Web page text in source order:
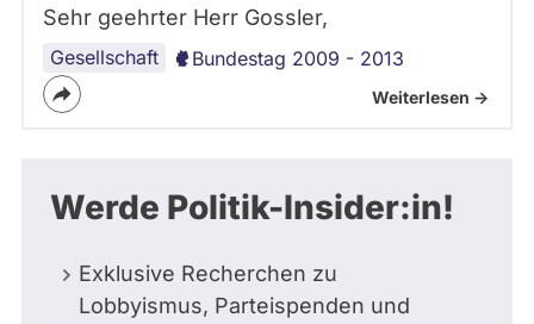
Sehr geehrter Herr Gossler,
Gesellschaft Bundestag 2009 - 2013
Weiterlesen ->
Werde Politik-Insider:in!
Exklusive Recherchen zu
Lobbyismus, Parteispenden und